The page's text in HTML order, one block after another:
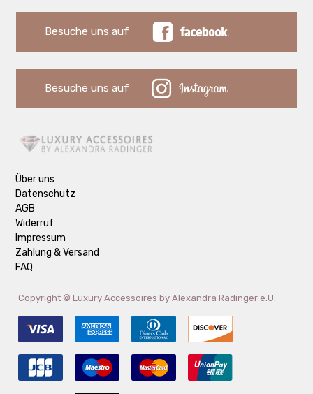
Besuche uns auf
Besuche uns auf
Über uns
Datenschutz
AGB
Widerruf
Impressum
Zahlung & Versand
FAQ
Copyright © Luxury Accessoires by Alexandra Radinger e.U.